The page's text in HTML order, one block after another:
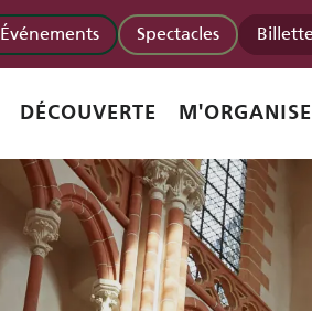
Événements Spectacles
DÉCOUVERTE